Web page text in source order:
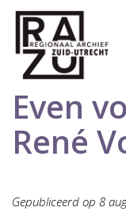
Even
René
Gepubliceerd op 8